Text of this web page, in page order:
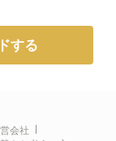
する
会社